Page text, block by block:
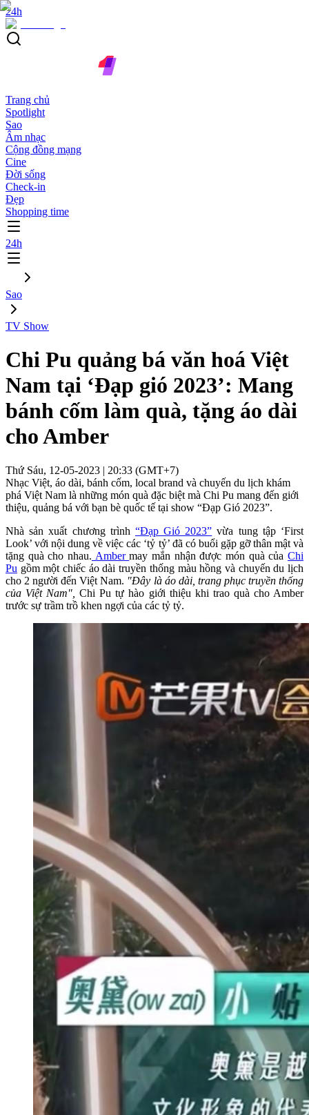
24h
Trang chủ
Spotlight
Sao
Âm nhạc
Cộng đồng mạng
Cine
Đời sống
Check-in
Đẹp
Shopping time
24h
Sao
TV Show
Chi Pu quảng bá văn hoá Việt
Nam tại ‘Đạp gió 2023’: Mang
bánh cốm làm quà, tặng áo dài
cho Amber
Thứ Sáu, 12-05-2023 | 20:33 (GMT+7)
Nhạc Việt, áo dài, bánh cốm, local brand và chuyến du lịch khám
phá Việt Nam là những món quà đặc biệt mà Chi Pu mang đến giới
thiệu, quảng bá với bạn bè quốc tế tại show “Đạp Gió 2023”.
Nhà sản xuất chương trình “Đạp Gió 2023” vừa tung tập ‘First
Look’ với nội dung về việc các ‘tỷ tỷ’ đã có buổi gặp gỡ thân mật và
tặng quà cho nhau. Ambermay mắn nhận được món quà củaChi
Pu gồm một chiếc áo dài truyền thống màu hồng và chuyến du lịch
cho 2 người đến Việt Nam. "Đây là áo dài, trang phục truyền thống
của Việt Nam", Chi Pu tự hào giới thiệu khi trao quà cho Amber
trước sự trầm trồ khen ngợi của các tỷ tỷ.